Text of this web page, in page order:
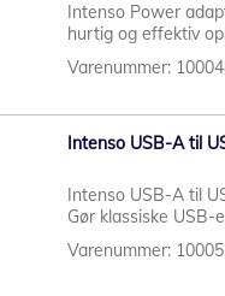
Intenso Power
hurtig og effektiv
Varenummer:
Intenso USB-A til
Intenso USB-A til
Gør klassiske USB-
Varenummer: